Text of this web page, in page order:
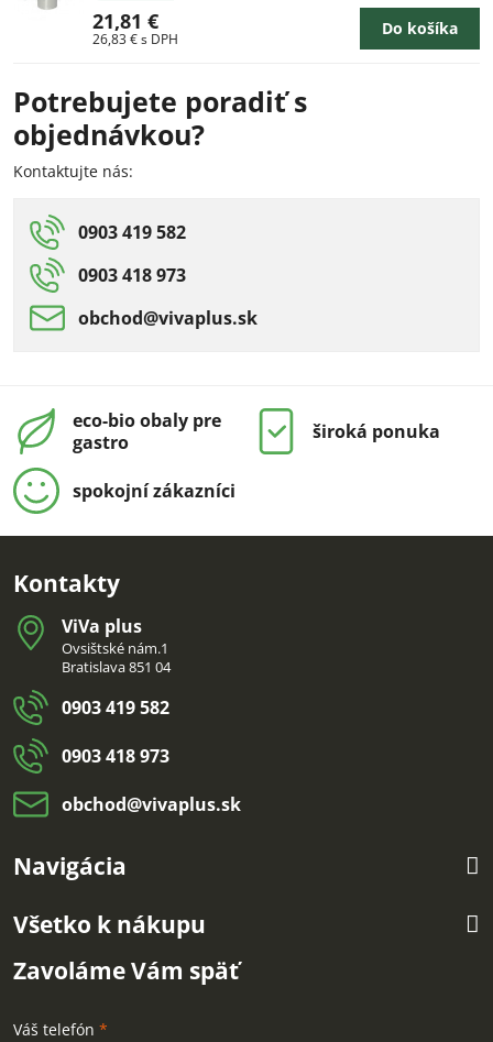
21,81 €
26,83 €s DPH
Do košíka
Potrebujete poradiť s
objednávkou?
Kontaktujte nás:
0903 419 582
0903 418 973
obchod​@vivaplus​.sk
eco-bio obaly pre
gastro
široká ponuka
spokojní zákazníci
Kontakty
ViVa plus
Ovsištské nám.1
Bratislava 851 04
0903 419 582
0903 418 973
obchod​@vivaplus​.sk
Navigácia
Všetko k nákupu
Zavoláme Vám späť
Váš telefón *